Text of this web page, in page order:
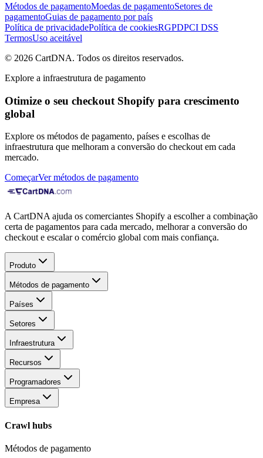
Métodos de pagamentoMoedas de pagamentoSetores de
pagamentoGuias de pagamento por país
Política de privacidadePolítica de cookiesRGPDPCI DSS
TermosUso aceitável
© 2026 CartDNA. Todos os direitos reservados.
Explore a infraestrutura de pagamento
Otimize o seu checkout Shopify para crescimento
global
Explore os métodos de pagamento, países e escolhas de
infraestrutura que melhoram a conversão do checkout em cada
mercado.
ComeçarVer métodos de pagamento
A CartDNA ajuda os comerciantes Shopify a escolher a combinação
certa de pagamentos para cada mercado, melhorar a conversão do
checkout e escalar o comércio global com mais confiança.
Produto
Métodos de pagamento
Países
Setores
Infraestrutura
Recursos
Programadores
Empresa
Crawl hubs
Métodos de pagamento